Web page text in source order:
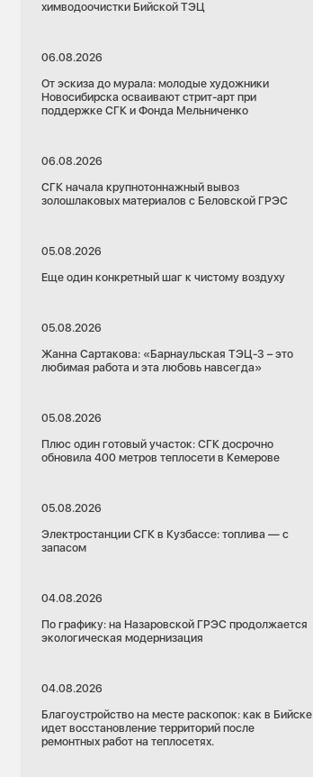
химводоочистки Бийской ТЭЦ
06.08.2026
От эскиза до мурала: молодые художники
Новосибирска осваивают стрит-арт при
поддержке СГК и Фонда Мельниченко
06.08.2026
СГК начала крупнотоннажный вывоз
золошлаковых материалов с Беловской ГРЭС
05.08.2026
Еще один конкретный шаг к чистому воздуху
05.08.2026
Жанна Сартакова: «Барнаульская ТЭЦ-3 – это
любимая работа и эта любовь навсегда»
05.08.2026
Плюс один готовый участок: СГК досрочно
обновила 400 метров теплосети в Кемерове
05.08.2026
Электростанции СГК в Кузбассе: топлива — с
запасом
04.08.2026
По графику: на Назаровской ГРЭС продолжается
экологическая модернизация
04.08.2026
Благоустройство на месте раскопок: как в Бийске
идет восстановление территорий после
ремонтных работ на теплосетях.